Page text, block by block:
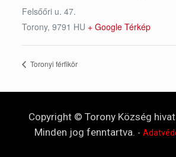
Felsőőri u. 47.
Torony, 9791 HU + Google Térkép
Toronyi férfikör
Copyright © Torony Község
Minden jog fenntartva. -